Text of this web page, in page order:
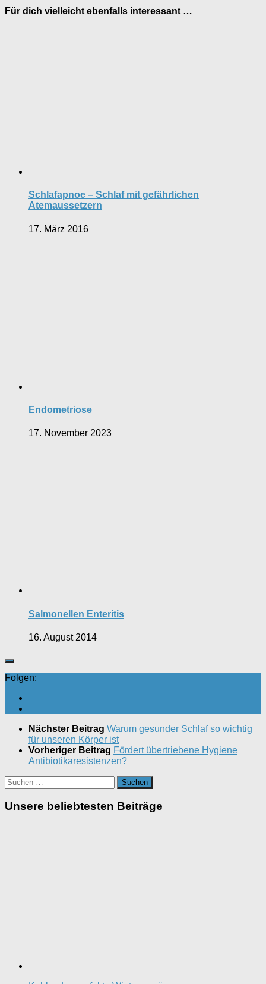
Für dich vielleicht ebenfalls interessant …
Schlafapnoe – Schlaf mit gefährlichen
Atemaussetzern
17. März 2016
Endometriose
17. November 2023
Salmonellen Enteritis
16. August 2014
Folgen:
Nächster Beitrag Warum gesunder Schlaf so wichtig
für unseren Körper ist
Vorheriger Beitrag Fördert übertriebene Hygiene
Antibiotikaresistenzen?
Suchen
nach:
Unsere beliebtesten Beiträge